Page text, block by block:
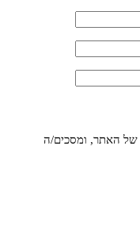
של האתר, ומסכים/ה